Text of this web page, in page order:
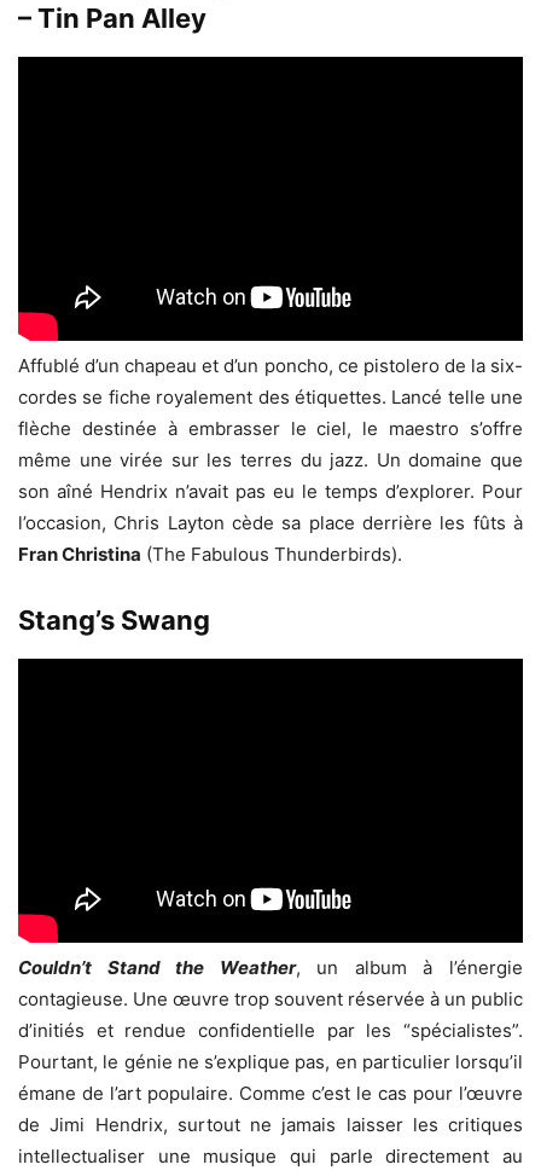
– Tin Pan Alley
Affublé d’un chapeau et d’un poncho, ce pistolero de la six-
cordes se fiche royalement des étiquettes. Lancé telle une
flèche destinée à embrasser le ciel, le maestro s’offre
même une virée sur les terres du jazz. Un domaine que
son aîné Hendrix n’avait pas eu le temps d’explorer. Pour
l’occasion, Chris Layton cède sa place derrière les fûts à
Fran Christina (The Fabulous Thunderbirds).
Stang’s Swang
Couldn’t Stand the Weather, un album à l’énergie
contagieuse. Une œuvre trop souvent réservée à un public
d’initiés et rendue confidentielle par les “spécialistes”.
Pourtant, le génie ne s’explique pas, en particulier lorsqu’il
émane de l’art populaire. Comme c’est le cas pour l’œuvre
de Jimi Hendrix, surtout ne jamais laisser les critiques
intellectualiser une musique qui parle directement au